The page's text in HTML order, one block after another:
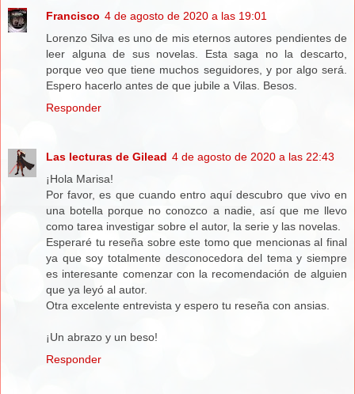
Francisco 4 de agosto de 2020 a las 19:01
Lorenzo Silva es uno de mis eternos autores pendientes de
leer alguna de sus novelas. Esta saga no la descarto,
porque veo que tiene muchos seguidores, y por algo será.
Espero hacerlo antes de que jubile a Vilas. Besos.
Responder
Las lecturas de Gilead 4 de agosto de 2020 a las 22:43
¡Hola Marisa!
Por favor, es que cuando entro aquí descubro que vivo en
una botella porque no conozco a nadie, así que me llevo
como tarea investigar sobre el autor, la serie y las novelas.
Esperaré tu reseña sobre este tomo que mencionas al final
ya que soy totalmente desconocedora del tema y siempre
es interesante comenzar con la recomendación de alguien
que ya leyó al autor.
Otra excelente entrevista y espero tu reseña con ansias.
¡Un abrazo y un beso!
Responder